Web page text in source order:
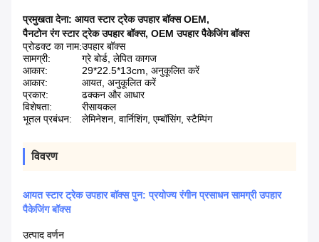
प्रमुखता देना: आयत स्टार ट्रेक उपहार बॉक्स OEM,
पैनटोन रंग स्टार ट्रेक उपहार बॉक्स, OEM उपहार पैकेजिंग बॉक्स
प्रोडक्ट का नाम:उपहार बॉक्स
सामग्री:
ग्रे बोर्ड, लेपित कागज
आकार:
29*22.5*13cm, अनुकूलित करें
आकार:
आयत, अनुकूलित करें
प्रकार:
ढक्कन और आधार
विशेषता:
रीसायकल
भूतल प्रबंधन:
लेमिनेशन, वार्निशिंग, एम्बॉसिंग, स्टैम्पिंग
विवरण
आयत स्टार ट्रेक उपहार बॉक्स पुन: प्रयोज्य रंगीन प्रसाधन सामग्री उपहार
पैकेजिंग बॉक्स
उत्पाद वर्णन